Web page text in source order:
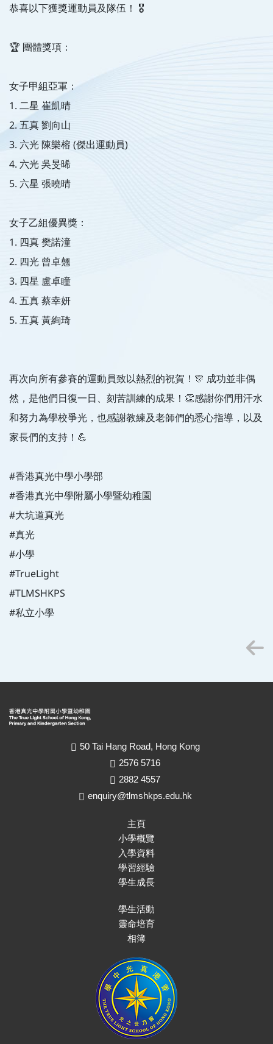
恭喜以下獲獎運動員及隊伍！ 🎖️
🏆 團體獎項：
女子甲組亞軍：
1. 二星 崔凱晴
2. 五真 劉向山
3. 六光 陳樂榕 (傑出運動員)
4. 六光 吳旻晞
5. 六星 張曉晴
女子乙組優異獎：
1. 四真 樊諾潼
2. 四光 曾卓翹
3. 四星 盧卓瞳
4. 五真 蔡幸妍
5. 五真 黃絢琦
再次向所有參賽的運動員致以熱烈的祝賀！🎊 成功並非偶
然，是他們日復一日、刻苦訓練的成果！👏感謝你們用汗水
和努力為學校爭光，也感謝教練及老師們的悉心指導，以及
家長們的支持！💪
#香港真光中學小學部
#香港真光中學附屬小學暨幼稚園
#大坑道真光
#真光
#小學
#TrueLight
#TLMSHKPS
#私立小學
50 Tai Hang Road, Hong Kong
2576 5716
2882 4557
enquiry@tlmshkps.edu.hk
主頁
小學概覽
入學資料
學習經驗
學生成長
學生活動
靈命培育
相簿